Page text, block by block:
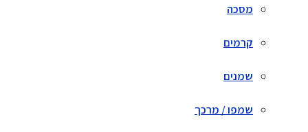
מסכה
קרמים
שמנים
שמפו / מרכך